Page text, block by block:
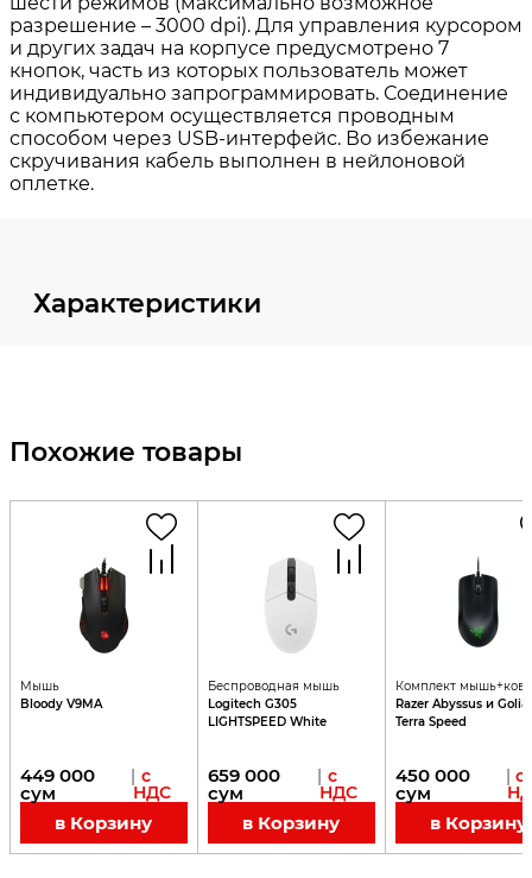
Характеристики
Похожие товары
Мышь
Bloody V9MA
449 000
сум
| с
НДС
в Корзину
Беспроводная мышь
Logitech G305
LIGHTSPEED White
659 000
сум
| с
НДС
в Корзину
Комплект
Razer Abyssus и
Terra Speed
450 000
сум
| с
в Корзину